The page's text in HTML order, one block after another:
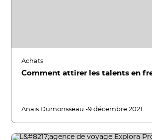
Achats
Comment attirer les talents en
Anaïs Dumonsseau -9 décembre 2021